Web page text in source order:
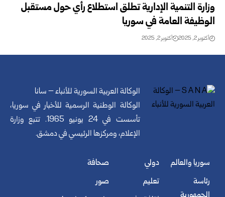
وزارة التنمية الإدارية تطلق استطلاع رأي حول مستقبل
الوظيفة العامة في سوريا
أكتوبر 2, 2025 أكتوبر 2, 2025
الوكالة العربية السورية للأنباء – سانا
الوكالة الوطنية الرسمية للأخبار في سوريا،
تأسست في 24 يونيو 1965. تتبع وزارة
الإعلام، ومركزها الرئيسي في دمشق.
سوريا والعالم
رئاسة
دولي
تعليم
صحافة
صور